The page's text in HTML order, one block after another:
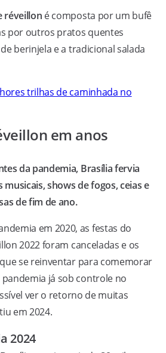
réveillon é composta por um bufê
por outros pratos quentes
berinjela e a tradicional salada
trilhas de caminhada no
em anos
da pandemia, Brasília fervia
musicais, shows de fogos, ceias e
de fim de ano.
em 2020, as festas do
2022 foram canceladas e os
se reinventar para comemorar
já sob controle no
ver o retorno de muitas
em 2024.
2024